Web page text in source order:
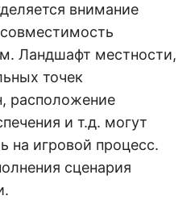
внимание
Ландшафт местности,
точек
расположение
и т.д. могут
на игровой процесс.
сценария